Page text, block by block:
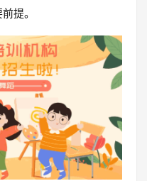
提。